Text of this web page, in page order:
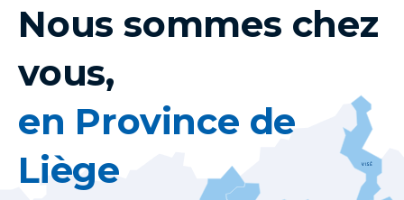
Nous sommes chez
vous,
en Province de
Liège